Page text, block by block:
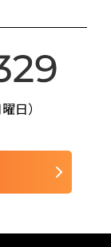
日）